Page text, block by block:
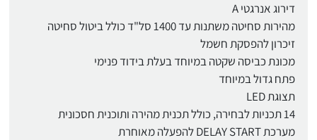
דירוג אנרגטי A
מהירות סחיטה משתנות עד 1400 סל"ד כולל ביטול סחיטה
זיכרון להפסקת חשמל
מכונת כביסה שקטה במיוחד בעלת בידוד פנימי
פתח גדול במיוחד
תצוגת LED
14 תכניות לבחירה, כולל תכנית מהירה ותוכנית חסכונית
מערכת DELAY START להפעלה מאוחרת